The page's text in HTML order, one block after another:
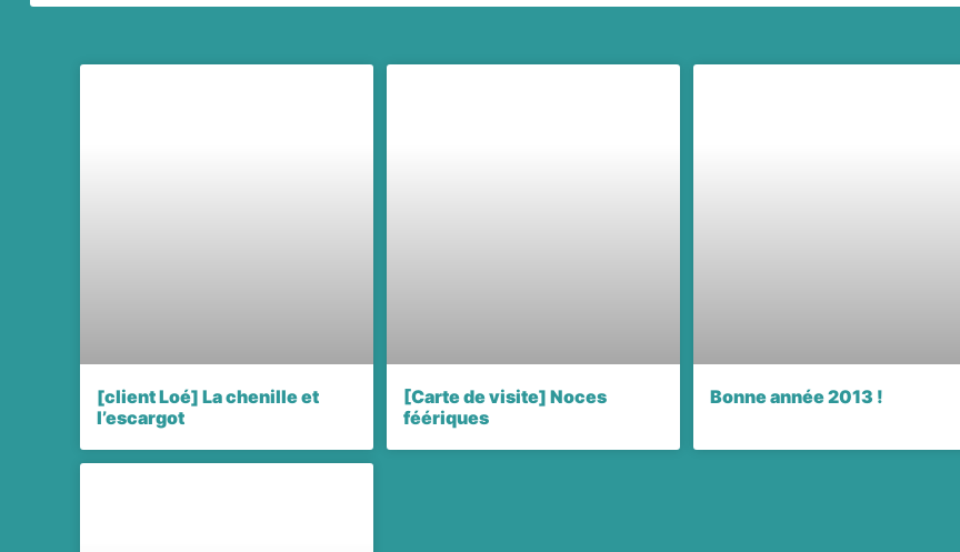
[client Loé] La chenille et
l’escargot
[Carte de visite] Noces
féériques
Bonne année 2013 !